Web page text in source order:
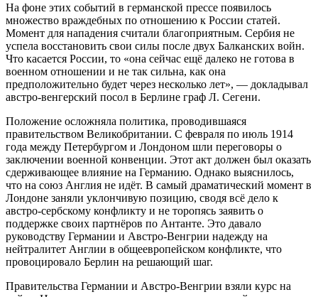
На фоне этих событий в германской прессе появилось
множество враждебных по отношению к России статей.
Момент для нападения считали благоприятным. Сербия не
успела восстановить свои силы после двух Балканских войн.
Что касается России, то «она сейчас ещё далеко не готова в
военном отношении и не так сильна, как она
предположительно будет через несколько лет», — докладывал
австро-венгерский посол в Берлине граф Л. Сегени.
Положение осложняла политика, проводившаяся
правительством Великобритании. С февраля по июль 1914
года между Петербургом и Лондоном шли переговоры о
заключении военной конвенции. Этот акт должен был оказать
сдерживающее влияние на Германию. Однако выяснилось,
что на союз Англия не идёт. В самый драматический момент в
Лондоне заняли уклончивую позицию, сводя всё дело к
австро-сербскому конфликту и не торопясь заявить о
поддержке своих партнёров по Антанте. Это давало
руководству Германии и Австро-Венгрии надежду на
нейтралитет Англии в общеевропейском конфликте, что
провоцировало Берлин на решающий шаг.
Правительства Германии и Австро-Венгрии взяли курс на